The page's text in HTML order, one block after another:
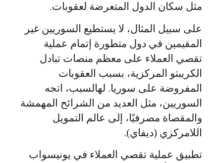
مثل سكان الدول المتعرضة لعقوبات.
على سبيل المثال، لا يستطيع السوريين غير
المقيمين في دول متطورة إتمام عملية
تقصي العملاء على معظم منصات تبادل
الكريبتو المركزية، بسبب العقوبات
المفروضة على سوريا. لهالسبب، اتجه
السوريين، مثل العديد من الشرائح المهمشة
والمقصاة مصرفيًا، إلى عالم التمويل
اللامركزي (ديفاي).
تطبيق عملية تقصي العملاء في يونيسواب